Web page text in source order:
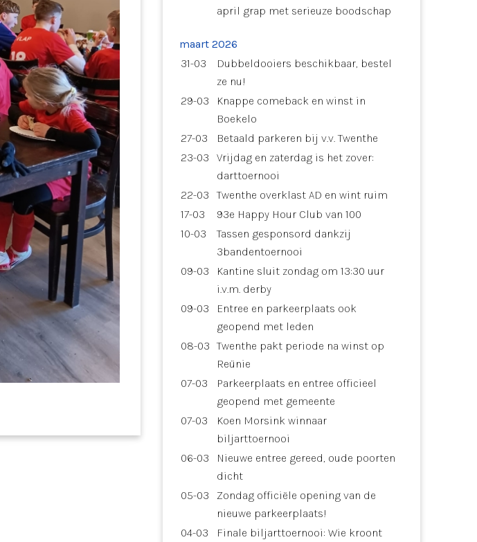
april grap met serieuze boodschap
maart 2026
31-03
Dubbeldooiers beschikbaar, bestel
ze nu!
29-03
Knappe comeback en winst in
Boekelo
27-03
Betaald parkeren bij v.v. Twenthe
23-03
Vrijdag en zaterdag is het zover:
darttoernooi
22-03
Twenthe overklast AD en wint ruim
17-03
93e Happy Hour Club van 100
10-03
Tassen gesponsord dankzij
3bandentoernooi
09-03
Kantine sluit zondag om 13:30 uur
i.v.m. derby
09-03
Entree en parkeerplaats ook
geopend met leden
08-03 Twenthe pakt periode na winst op
Reünie
07-03
Parkeerplaats en entree officieel
geopend met gemeente
07-03
Koen Morsink winnaar
biljarttoernooi
06-03
Nieuwe entree gereed, oude poorten
dicht
05-03
Zondag officiële opening van de
nieuwe parkeerplaats!
04-03
Finale biljarttoernooi: Wie kroont